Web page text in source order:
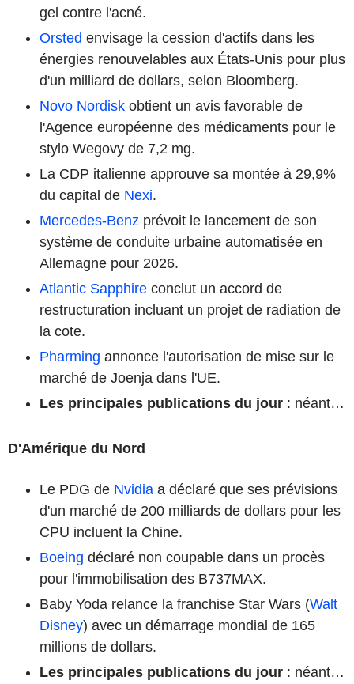
gel contre l'acné.
Orsted envisage la cession d'actifs dans les
énergies renouvelables aux États-Unis pour plus
d'un milliard de dollars, selon Bloomberg.
Novo Nordisk obtient un avis favorable de
l'Agence européenne des médicaments pour le
stylo Wegovy de 7,2 mg.
La CDP italienne approuve sa montée à 29,9%
du capital de Nexi.
Mercedes-Benz prévoit le lancement de son
système de conduite urbaine automatisée en
Allemagne pour 2026.
Atlantic Sapphire conclut un accord de
restructuration incluant un projet de radiation de
la cote.
Pharming annonce l'autorisation de mise sur le
marché de Joenja dans l'UE.
Les principales publications du jour : néant…
D'Amérique du Nord
Le PDG de Nvidia a déclaré que ses prévisions
d'un marché de 200 milliards de dollars pour les
CPU incluent la Chine.
Boeing déclaré non coupable dans un procès
pour l'immobilisation des B737MAX.
Baby Yoda relance la franchise Star Wars (Walt
Disney) avec un démarrage mondial de 165
millions de dollars.
Les principales publications du jour : néant…